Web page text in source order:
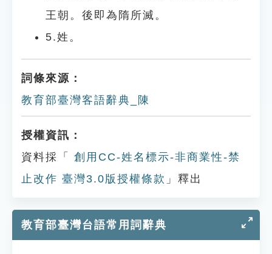
王朝。後即為隋所滅。
5.姓。
詞條來源：
教育部臺灣客語辭典_陳
授權資訊：
資料採「
創用CC-姓名標示-非商業性-禁
止改作 臺灣3.0版授權條款 」釋出
教育部臺灣台語常用詞辭典